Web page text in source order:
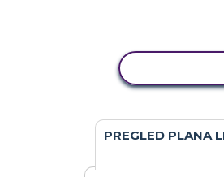
PREGLED PLANA